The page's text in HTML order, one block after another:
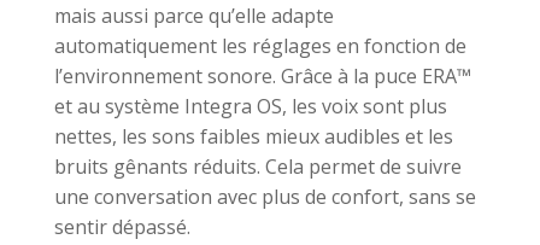
mais aussi parce qu’elle adapte
automatiquement les réglages en fonction de
l’environnement sonore. Grâce à la puce ERA™
et au système Integra OS, les voix sont plus
nettes, les sons faibles mieux audibles et les
bruits gênants réduits. Cela permet de suivre
une conversation avec plus de confort, sans se
sentir dépassé.